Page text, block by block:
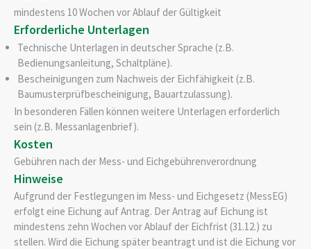
mindestens 10 Wochen vor Ablauf der Gültigkeit
Erforderliche Unterlagen
Technische Unterlagen in deutscher Sprache (z.B.
Bedienungsanleitung, Schaltpläne).
Bescheinigungen zum Nachweis der Eichfähigkeit (z.B.
Baumusterprüfbescheinigung, Bauartzulassung).
In besonderen Fällen können weitere Unterlagen erforderlich
sein (z.B. Messanlagenbrief).
Kosten
Gebühren nach der Mess- und Eichgebührenverordnung
Hinweise
Aufgrund der Festlegungen im Mess- und Eichgesetz (MessEG)
erfolgt eine Eichung auf Antrag. Der Antrag auf Eichung ist
mindestens zehn Wochen vor Ablauf der Eichfrist (31.12.) zu
stellen. Wird die Eichung später beantragt und ist die Eichung vor